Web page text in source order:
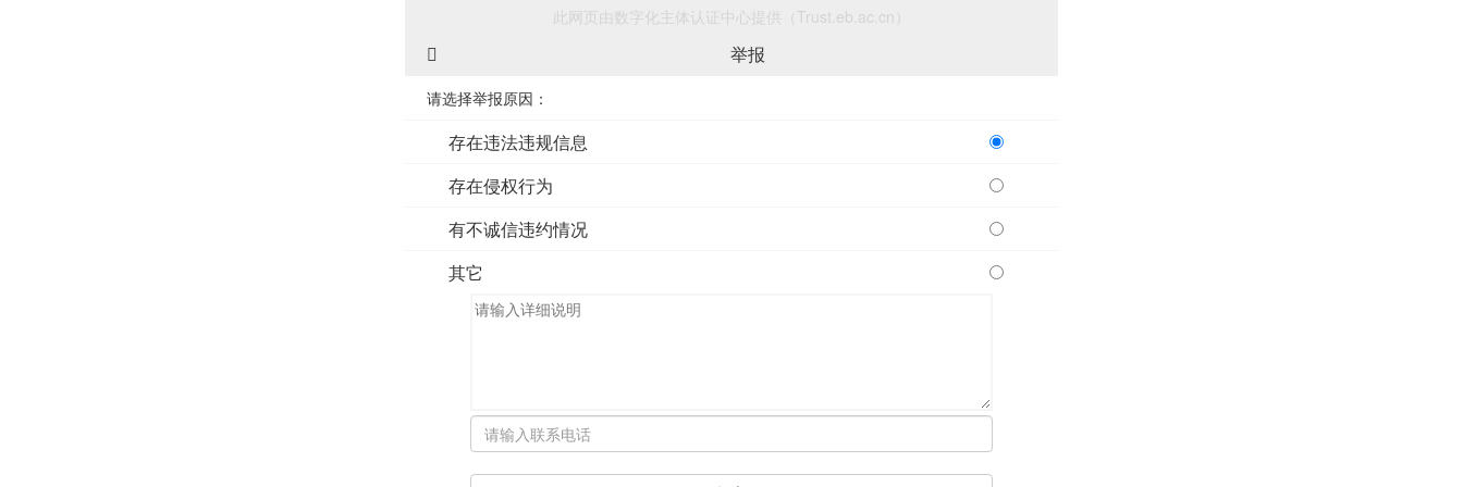
此网页由数字化主体认证中心提供（Trust.eb.ac.cn）
举报
请选择举报原因：
存在违法违规信息
存在侵权行为
有不诚信违约情况
其它